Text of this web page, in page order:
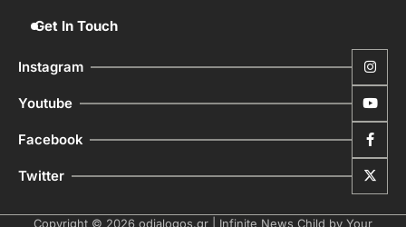
Get In Touch
Instagram
Youtube
Facebook
Twitter
Copyright © 2026 odialogos.gr | Infinite News Child by Your